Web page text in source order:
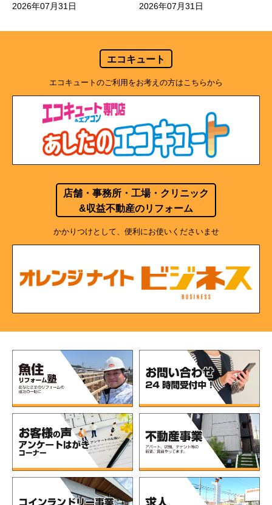
2026年07月31日 2026年07月31日
エコキュート
エコキュートのご利用をお考えの方はこちらから
店舗・事務所・工場・クリニック
&収益不動産のリフォーム
かかりつけとして、便利にお使いくださいませ